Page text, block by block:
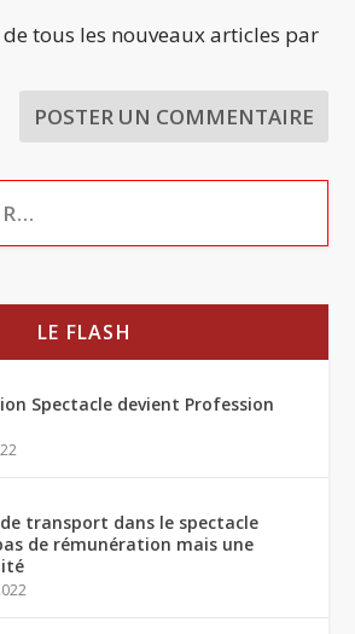
de tous les nouveaux articles par
LE FLASH
Spectacle devient Profession
transport dans le spectacle
de rémunération mais une